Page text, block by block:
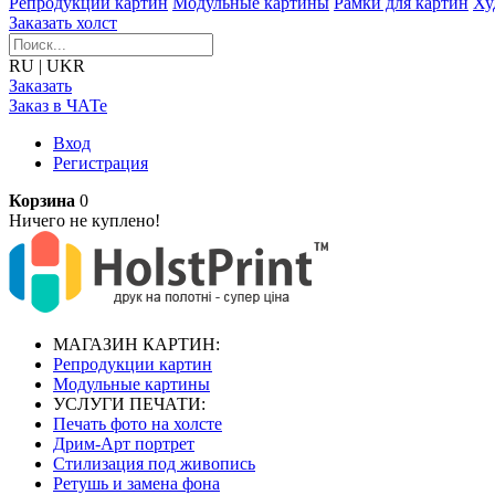
Заказать холст
RU | UKR
Заказать
Заказ в ЧАТе
Вход
Регистрация
Корзина 0
Ничего не куплено!
МАГАЗИН КАРТИН:
Репродукции картин
Модульные картины
УСЛУГИ ПЕЧАТИ:
Печать фото на холсте
Дрим-Арт портрет
Стилизация под живопись
Ретушь и замена фона